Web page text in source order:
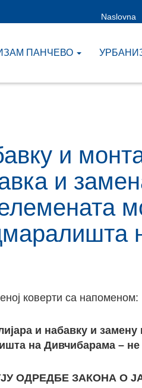
Naslovna
ПАНЧЕВО
и
и
коверти са напоменом:
и набавку и
на Дивчибарама – не
ОДРЕДБЕ ЗАКОНА О